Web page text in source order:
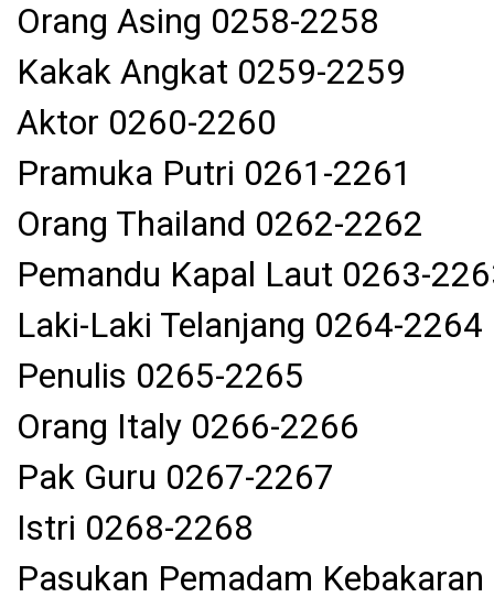
Orang Asing 0258-2258
Kakak Angkat 0259-2259
Aktor 0260-2260
Pramuka Putri 0261-2261
Orang Thailand 0262-2262
Pemandu Kapal Laut 0263-
Laki-Laki Telanjang 0264-2264
Penulis 0265-2265
Orang Italy 0266-2266
Pak Guru 0267-2267
Istri 0268-2268
Pasukan Pemadam